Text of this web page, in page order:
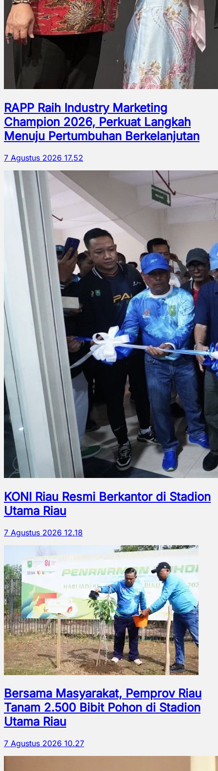
RAPP Raih Industry Marketing
Champion 2026, Perkuat Langkah
Menuju Pertumbuhan Berkelanjutan
7 Agustus 2026 17.52
KONI Riau Resmi Berkantor di Stadion
Utama Riau
7 Agustus 2026 12.18
Bersama Masyarakat, Pemprov Riau
Tanam 2.500 Bibit Pohon di Stadion
Utama Riau
7 Agustus 2026 10.27